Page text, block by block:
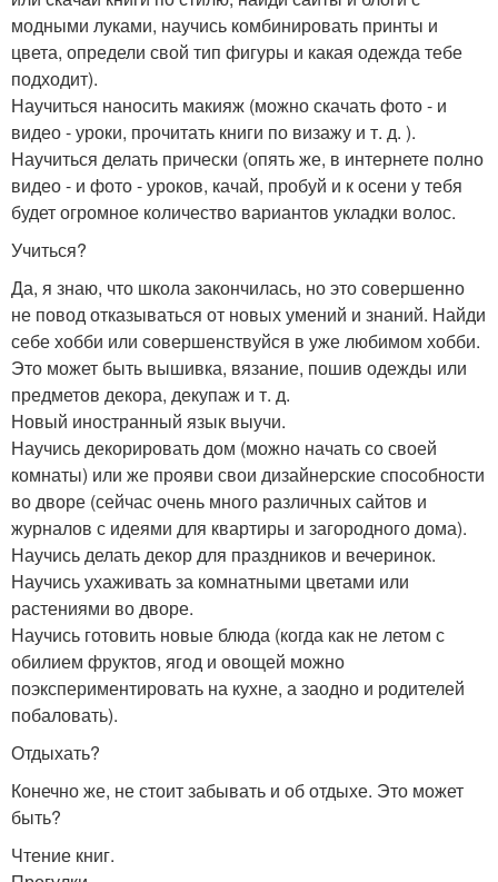
модными луками, научись комбинировать принты и
цвета, определи свой тип фигуры и какая одежда тебе
подходит).
Научиться наносить макияж (можно скачать фото - и
видео - уроки, прочитать книги по визажу и т. д. ).
Научиться делать прически (опять же, в интернете полно
видео - и фото - уроков, качай, пробуй и к осени у тебя
будет огромное количество вариантов укладки волос.
Учиться?
Да, я знаю, что школа закончилась, но это совершенно
не повод отказываться от новых умений и знаний. Найди
себе хобби или совершенствуйся в уже любимом хобби.
Это может быть вышивка, вязание, пошив одежды или
предметов декора, декупаж и т. д.
Новый иностранный язык выучи.
Научись декорировать дом (можно начать со своей
комнаты) или же прояви свои дизайнерские способности
во дворе (сейчас очень много различных сайтов и
журналов с идеями для квартиры и загородного дома).
Научись делать декор для праздников и вечеринок.
Научись ухаживать за комнатными цветами или
растениями во дворе.
Научись готовить новые блюда (когда как не летом с
обилием фруктов, ягод и овощей можно
поэкспериментировать на кухне, а заодно и родителей
побаловать).
Отдыхать?
Конечно же, не стоит забывать и об отдыхе. Это может
быть?
Чтение книг.